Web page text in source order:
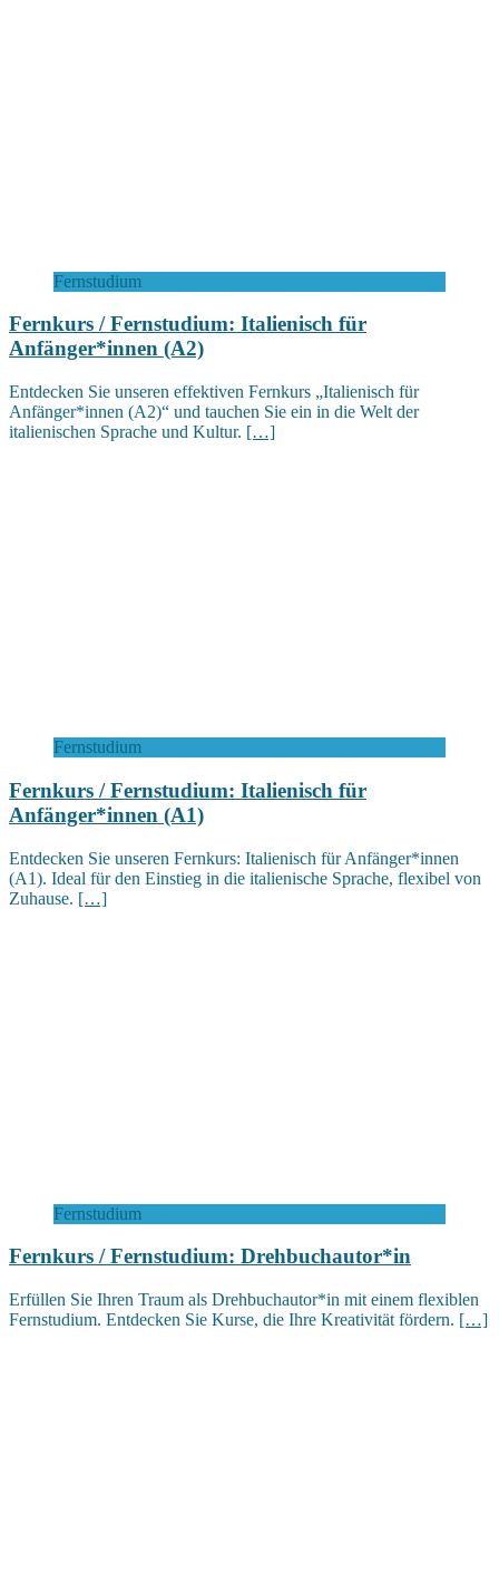
Fernstudium
Fernkurs / Fernstudium: Italienisch für
Anfänger*innen (A2)
Entdecken Sie unseren effektiven Fernkurs „Italienisch für
Anfänger*innen (A2)“ und tauchen Sie ein in die Welt der
italienischen Sprache und Kultur. […]
Fernstudium
Fernkurs / Fernstudium: Italienisch für
Anfänger*innen (A1)
Entdecken Sie unseren Fernkurs: Italienisch für Anfänger*innen
(A1). Ideal für den Einstieg in die italienische Sprache, flexibel von
Zuhause. […]
Fernstudium
Fernkurs / Fernstudium: Drehbuchautor*in
Erfüllen Sie Ihren Traum als Drehbuchautor*in mit einem flexiblen
Fernstudium. Entdecken Sie Kurse, die Ihre Kreativität fördern. […]